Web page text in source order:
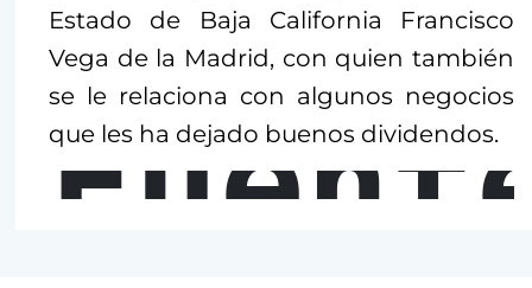
Estado de Baja California Francisco
Vega de la Madrid, con quien también
se le relaciona con algunos negocios
que les ha dejado buenos dividendos.